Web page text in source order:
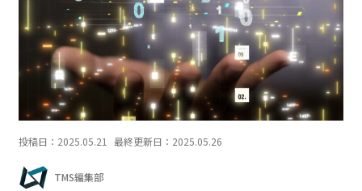
投稿日： 2025.05.21 最終更新日： 2025.05.26
TMS編集部